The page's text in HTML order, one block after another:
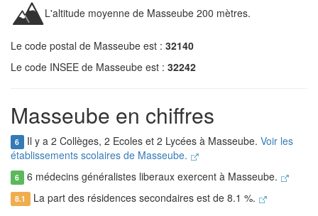
L'altitude moyenne de Masseube 200 mètres.
Le code postal de Masseube est : 32140
Le code INSEE de Masseube est : 32242
Masseube en chiffres
6 Il y a 2 Collèges, 2 Ecoles et 2 Lycées à Masseube. Voir les
établissements scolaires de Masseube.
6 6 médecins généralistes liberaux exercent à Masseube.
8.1 La part des résidences secondaires est de 8.1 %.